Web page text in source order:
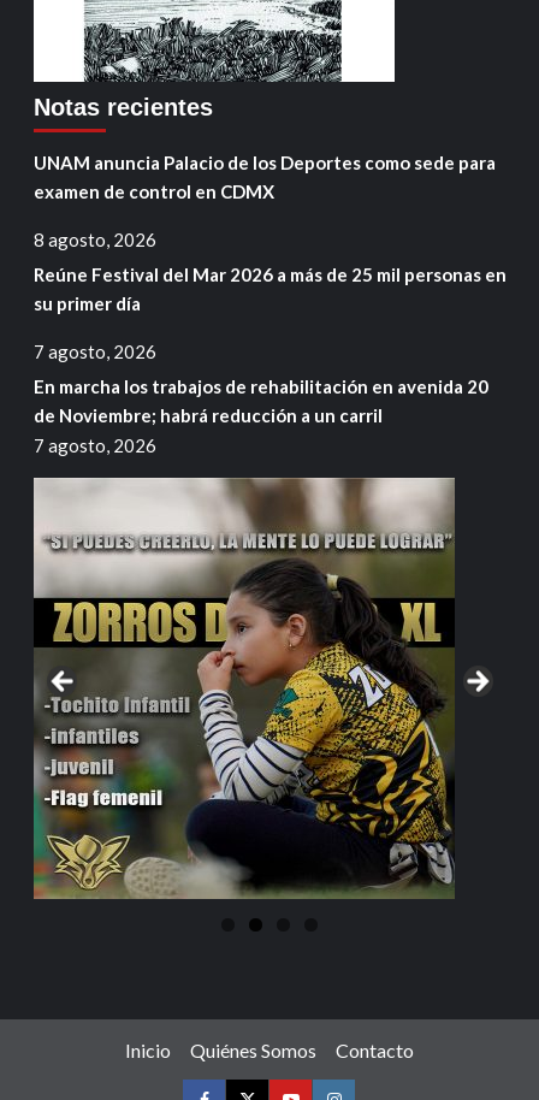
Notas recientes
UNAM anuncia Palacio de los Deportes como sede para
examen de control en CDMX
8 agosto, 2026
Reúne Festival del Mar 2026 a más de 25 mil personas en
su primer día
7 agosto, 2026
En marcha los trabajos de rehabilitación en avenida 20
de Noviembre; habrá reducción a un carril
7 agosto, 2026
Inicio Quiénes Somos Contacto